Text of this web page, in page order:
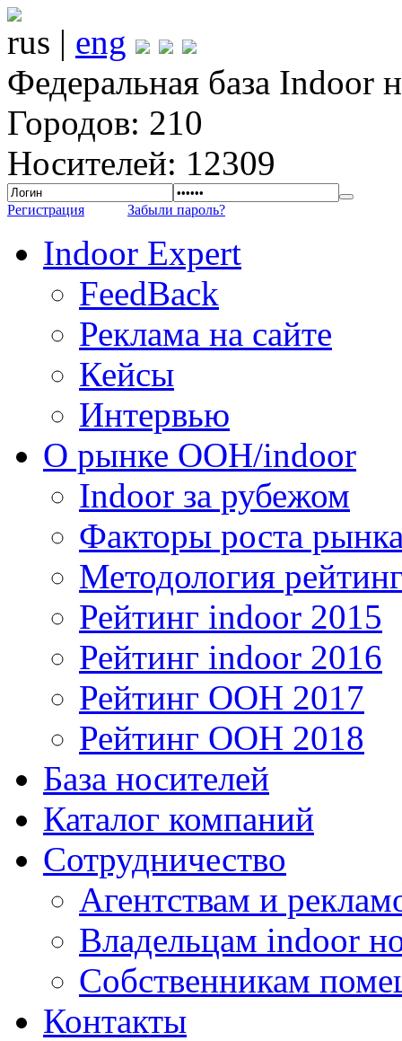
rus | eng
Федеральная база Indoor
Городов: 210
Носителей: 12309
Регистрация Забыли пароль?
Indoor Expert
FeedBack
Реклама на сайте
Кейсы
Интервью
О рынке OOH/indoor
Indoor за рубежом
Факторы роста
Методология
Рейтинг indoor 2015
Рейтинг indoor 2016
Рейтинг OOH 2017
Рейтинг OOH 2018
База носителей
Каталог компаний
Сотрудничество
Агентствам и
Владельцам indoor
Собственникам
Контакты